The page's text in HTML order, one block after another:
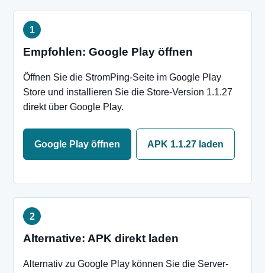
Empfohlen: Google Play öffnen
Öffnen Sie die StromPing-Seite im Google Play
Store und installieren Sie die Store-Version 1.1.27
direkt über Google Play.
Google Play öffnen APK 1.1.27 laden
Alternative: APK direkt laden
Alternativ zu Google Play können Sie die Server-